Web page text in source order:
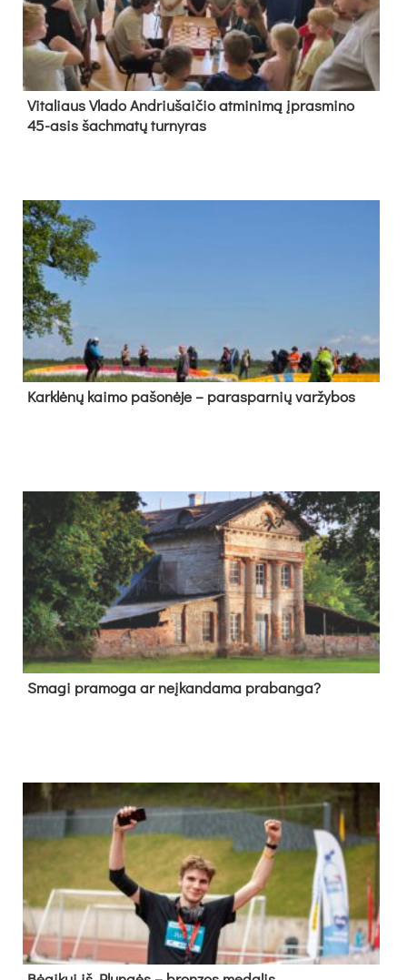
Vi­ta­liaus Vla­do And­riu­šai­čio at­mi­ni­mą įpras­mi­no
45-asis šach­ma­tų tur­ny­ras
Kark­lė­nų kai­mo pa­šo­nė­je – pa­ras­par­nių var­žy­bos
Sma­gi pra­mo­ga ar neį­kan­da­ma pra­ban­ga?